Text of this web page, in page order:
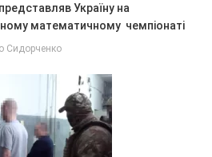
Україну на
математичному чемпіонаті
Сидорченко